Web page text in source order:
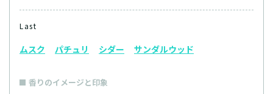
Last
ムスク パチュリ シダー サンダルウッド
香りのイメージと印象